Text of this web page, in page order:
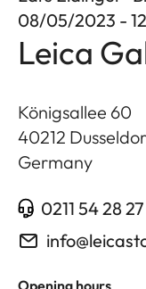
08/05/2023 -
Leica
Königsallee 60
40212
Germany
0211 54 28
Opening hours